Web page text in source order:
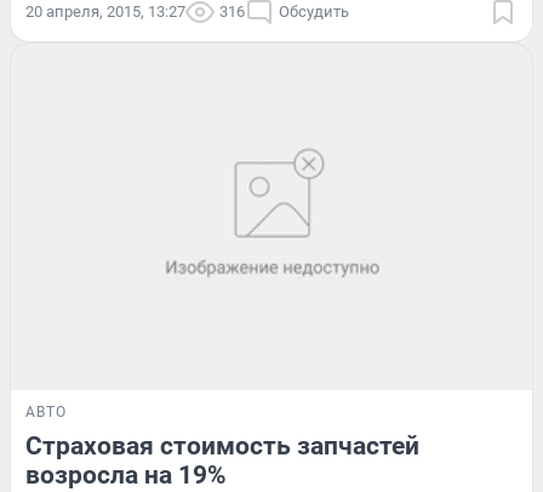
20 апреля, 2015, 13:27 316 Обсудить
АВТО
Страховая стоимость запчастей
возросла на 19%